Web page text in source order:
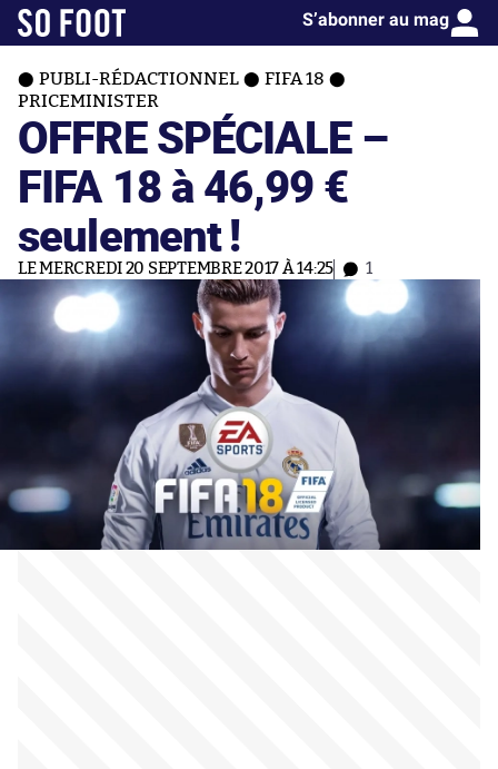
S’abonner au mag
PUBLI-RÉDACTIONNEL
FIFA 18
PRICEMINISTER
OFFRE SPÉCIALE –
FIFA 18 à 46,99 €
seulement !
LE MERCREDI 20 SEPTEMBRE 2017 À 14:25 1